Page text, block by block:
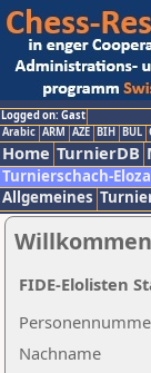
Logged on: Gast
Arabic ARM AZE BIH BUL
Home TurnierDB
Turnierschach-
Allgemeines
Nachname
FIDE-Elolisten